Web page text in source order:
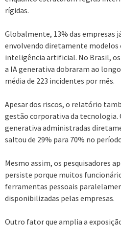
rígidas.
Globalmente, 13% das empresas
envolvendo diretamente modelos
inteligência artificial. No Brasil,
a IA generativa dobraram ao
média de 223 incidentes por mês.
Apesar dos riscos, o relatório
gestão corporativa da tecnologia.
generativa administradas
saltou de 29% para 70% no
Mesmo assim, os pesquisadores
persiste porque muitos
ferramentas pessoais
disponibilizadas pelas empresas.
Outro fator que amplia a